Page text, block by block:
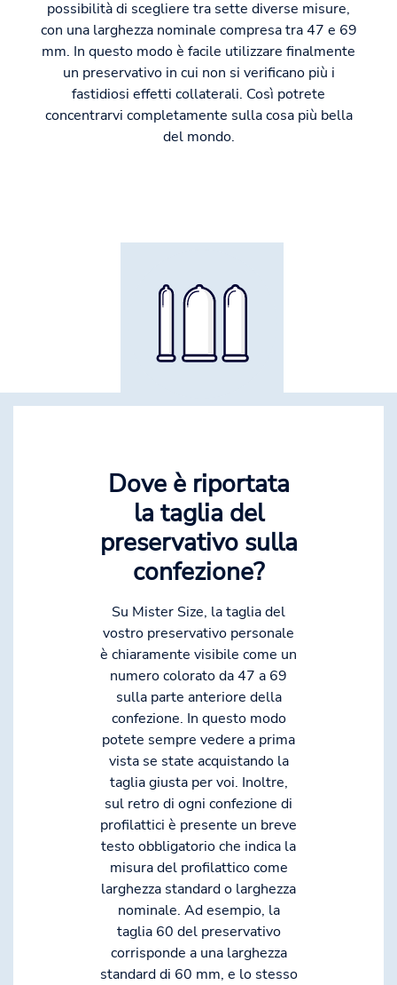
possibilità di scegliere tra sette diverse misure,
con una larghezza nominale compresa tra 47 e 69
mm. In questo modo è facile utilizzare finalmente
un preservativo in cui non si verificano più i
fastidiosi effetti collaterali. Così potrete
concentrarvi completamente sulla cosa più bella
del mondo.
Dove è riportata
la taglia del
preservativo sulla
confezione?
Su Mister Size, la taglia del
vostro preservativo personale
è chiaramente visibile come un
numero colorato da 47 a 69
sulla parte anteriore della
confezione. In questo modo
potete sempre vedere a prima
vista se state acquistando la
taglia giusta per voi. Inoltre,
sul retro di ogni confezione di
profilattici è presente un breve
testo obbligatorio che indica la
misura del profilattico come
larghezza standard o larghezza
nominale. Ad esempio, la
taglia 60 del preservativo
corrisponde a una larghezza
standard di 60 mm, e lo stesso